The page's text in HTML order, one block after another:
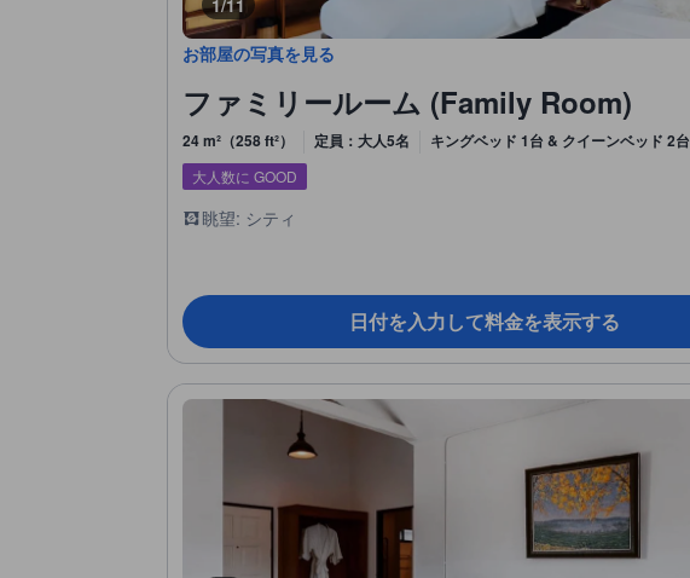
1/11
お部屋の写真を見る
ファミリールーム (Family Room)
24 m²（258 ft²） 定員：大人5名 キングベッド 1台 & クイーンベッド 2台
大人数に GOOD
眺望: シティ
日付を入力して料金を表示する